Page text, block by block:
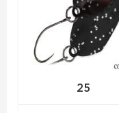
(351) 220-15-00
25